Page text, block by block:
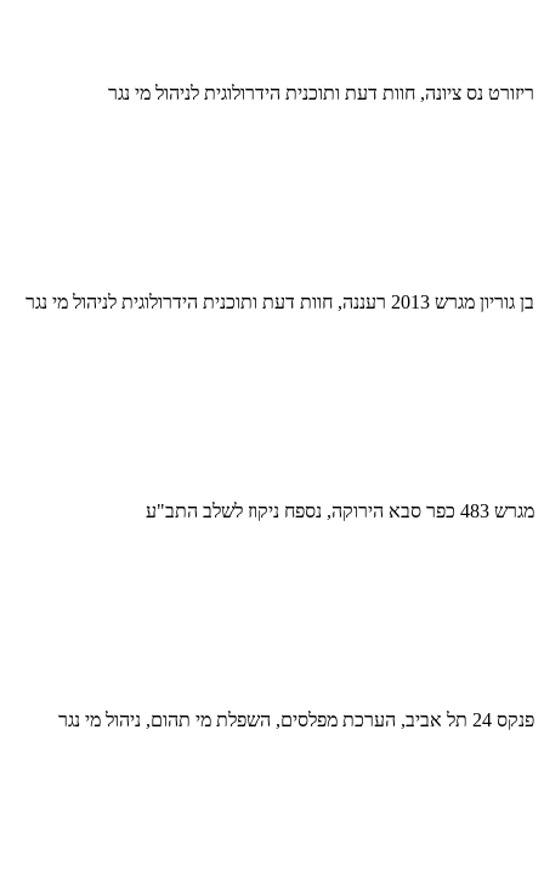
ריזורט נס ציונה, חוות דעת ותוכנית הידרולוגית לניהול מי נגר
בן גוריון מגרש 2013 רעננה, חוות דעת ותוכנית הידרולוגית לניהול מי נגר
מגרש 483 כפר סבא הירוקה, נספח ניקוז לשלב התב"ע
פנקס 24 תל אביב, הערכת מפלסים, השפלת מי תהום, ניהול מי נגר